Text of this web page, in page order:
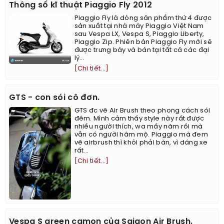
Thông số kĩ thuật Piaggio Fly 2012
Piaggio Fly là dòng sản phẩm thứ 4 được
sản xuất tại nhà máy Piaggio Việt Nam
sau Vespa LX, Vespa S, Piaggio Liberty,
Piaggio Zip. Phiên bản Piaggio Fly mới sẽ
được trưng bày và bán tại tất cả các đại
lý...
[Chi tiết...]
GTS - con sói cô đơn.
GTS đc vẽ Air Brush theo phong cách sói
đêm. Mình cảm thấy style này rất được
nhiều người thích, wa mấy năm rồi mà
vẫn có người hâm mộ. Piaggio mà đem
vẽ airbrush thì khỏi phải bàn, vì dáng xe
rất...
[Chi tiết...]
Vespa S green camon của Saigon Air Brush.